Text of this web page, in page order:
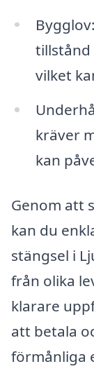
tillstånd
vilket
kräver
kan
Genom att
kan du
stängsel i
från olika
klarare
att betala
förmånliga